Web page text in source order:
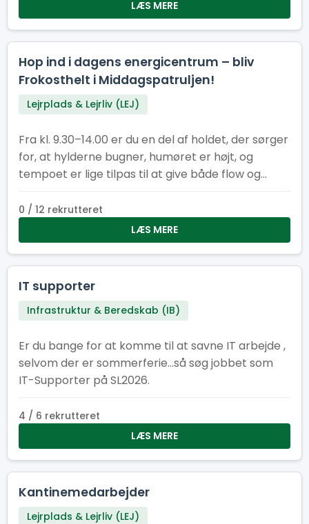
LÆS MERE
Hop ind i dagens energicentrum – bliv
Frokosthelt i Middagspatruljen!
Lejrplads & Lejrliv (LEJ)
Fra kl. 9.30–14.00 er du en del af holdet, der sørger
for, at hylderne bugner, humøret er højt, og
tempoet er lige tilpas til at give både flow og
hjerte – og du gør det sammen med andre, der
også elsker at være dér, hvor der sker noget.
Kom og vær med! Her er der plads til smil,
Super! Fortæl os gerne hvilke, når du søger – så
ved vi, hvem vi skal sende af sted til internationale
motto er: ”Vi giver energien – I lever eventyret!”
0 / 12 rekrutteret
LÆS MERE
IT supporter
Infrastruktur & Beredskab (IB)
Er du bange for at komme til at savne IT arbejde ,
selvom der er sommerferie...så søg jobbet som
IT-Supporter på SL2026.
4 / 6 rekrutteret
LÆS MERE
Kantinemedarbejder
Lejrplads & Lejrliv (LEJ)